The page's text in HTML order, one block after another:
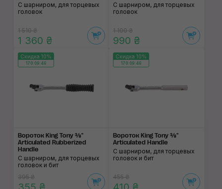
С шарниром, для торцевых
головок
1 510 ₴
1 360 ₴
С шарниром, для торцевых
головок
1 100 ₴
990 ₴
Скидка 10%
170:09:46
Вороток King Tony ⅜"
Articulated Rubberized
Handle
С шарниром, для торцевых
головок и бит
395 ₴
Скидка 10%
170:09:46
Вороток King Tony ⅜"
Articulated Handle
С шарниром, для торцевых
головок и бит
455 ₴